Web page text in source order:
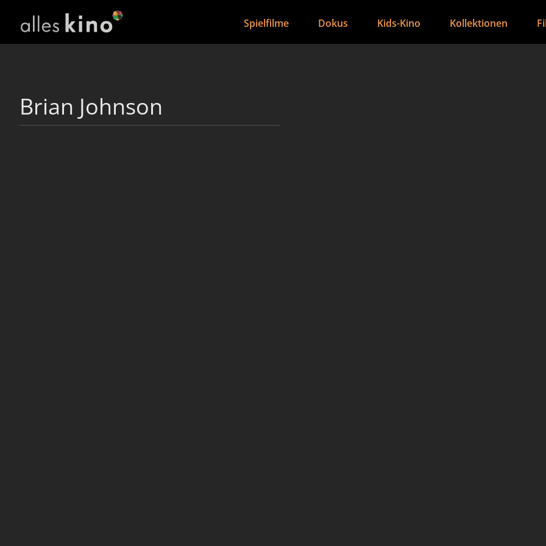
Spielfilme Dokus Kids-Kino Kollektionen
Brian Johnson